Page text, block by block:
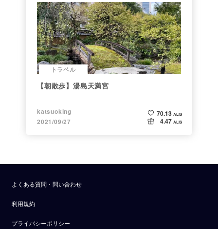
トラベル
【朝散歩】湯島天満宮
katsuoking
2021/09/27
70.13 ALIS
4.47 ALIS
よくある質問・問い合わせ
利用規約
プライバシーポリシー